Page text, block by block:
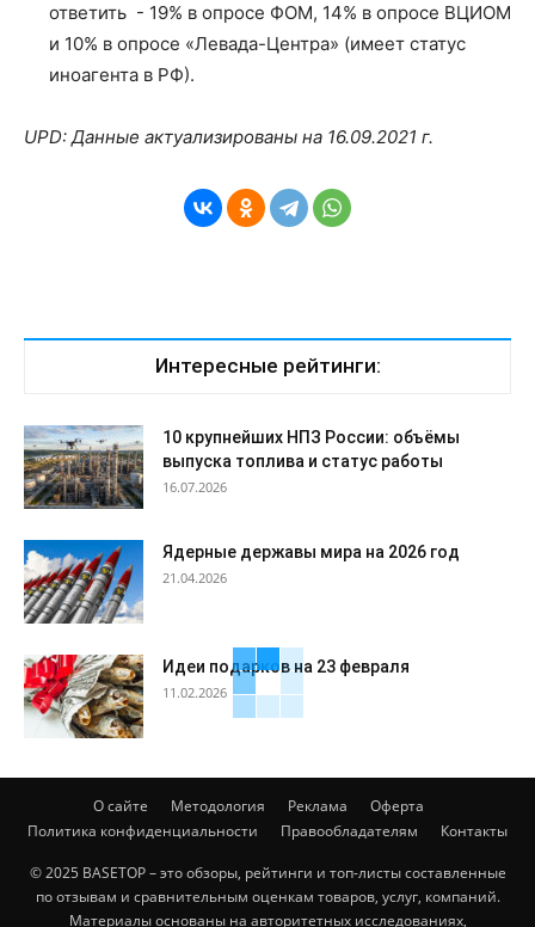
ответить - 19% в опросе ФОМ, 14% в опросе ВЦИОМ
и 10% в опросе «Левада-Центра» (имеет статус
иноагента в РФ).
UPD: Данные актуализированы на 16.09.2021 г.
Интересные рейтинги:
10 крупнейших НПЗ России: объёмы
выпуска топлива и статус работы
16.07.2026
Ядерные державы мира на 2026 год
21.04.2026
Идеи подарков на 23 февраля
11.02.2026
О сайте Методология Реклама
Оферта
Политика конфиденциальности
Правообладателям Контакты
© 2025 BASETOP – это обзоры, рейтинги и топ-листы составленные
по отзывам и сравнительным оценкам товаров, услуг, компаний.
Материалы основаны на авторитетных исследованиях,